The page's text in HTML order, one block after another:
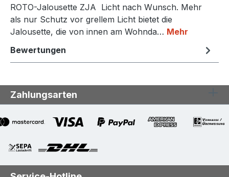
ROTO-Jalousette ZJA Licht nach Wunsch. Mehr
als nur Schutz vor grellem Licht bietet die
Jalousette, die von innen am Wohnda… Mehr
Bewertungen
Zahlungsarten